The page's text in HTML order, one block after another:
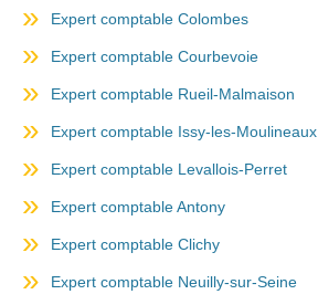
Expert comptable Colombes
Expert comptable Courbevoie
Expert comptable Rueil-Malmaison
Expert comptable Issy-les-Moulineaux
Expert comptable Levallois-Perret
Expert comptable Antony
Expert comptable Clichy
Expert comptable Neuilly-sur-Seine